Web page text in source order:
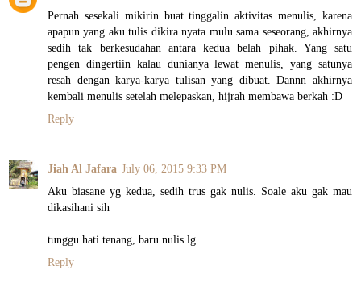
Pernah sesekali mikirin buat tinggalin aktivitas menulis, karena
apapun yang aku tulis dikira nyata mulu sama seseorang, akhirnya
sedih tak berkesudahan antara kedua belah pihak. Yang satu
pengen dingertiin kalau dunianya lewat menulis, yang satunya
resah dengan karya-karya tulisan yang dibuat. Dannn akhirnya
kembali menulis setelah melepaskan, hijrah membawa berkah :D
Reply
Jiah Al Jafara July 06, 2015 9:33 PM
Aku biasane yg kedua, sedih trus gak nulis. Soale aku gak mau
dikasihani sih
tunggu hati tenang, baru nulis lg
Reply